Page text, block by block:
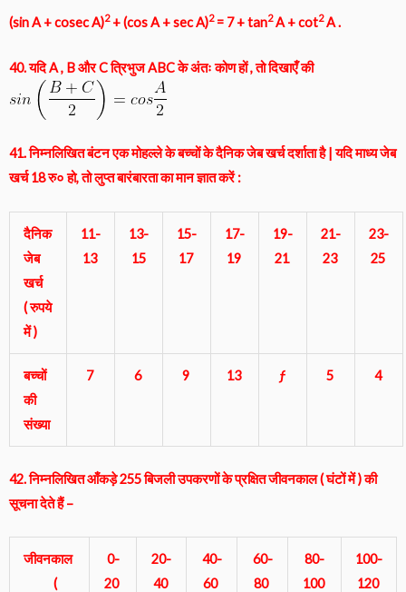
(sin A + cosec A)2+ (cos A + sec A)2= 7 + tan2A + cot2A .
40. यदि A , B और C त्रिभुज ABC के अंतः कोण हों , तो दिखाएँ की
41. निम्नलिखित बंटन एक मोहल्ले के बच्चों के दैनिक जेब खर्च दर्शाता है | यदि माध्य जेब
खर्च 18 रु० हो, तो लुप्त बारंबारता का मान ज्ञात करें :
दैनिक
जेब
खर्च
( रुपये
में )
11-
13
13-
15
15-
17
17-
19
19-
21
21-
23
23-
25
बच्चों
की
संख्या
7 6 9 13 ƒ 5 4
42. निम्नलिखित आँकड़े 255 बिजली उपकरणों के प्रक्षित जीवनकाल ( घंटों में ) की
सूचना देते हैं –
जीवनकाल
(
0-
20
20-
40
40-
60
60-
80
80-
100
100-
120